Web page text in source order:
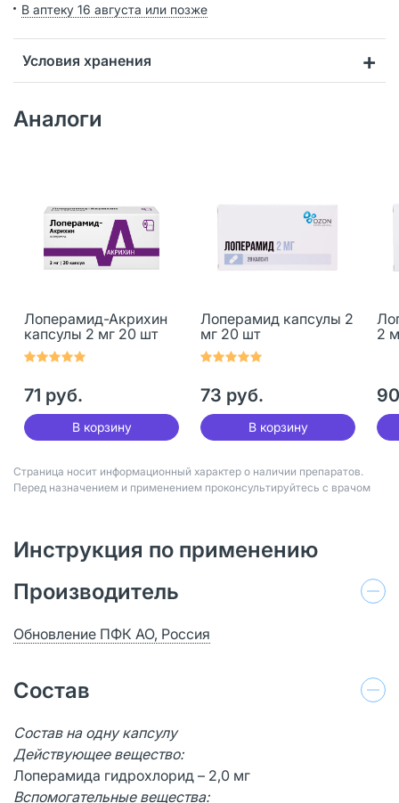
В аптеку 16 августа или позже
Условия хранения
Аналоги
Лоперамид-Акрихин
капсулы 2 мг 20 шт
71 руб.
В корзину
Лоперамид капсулы 2
мг 20 шт
73 руб.
В корзину
2
Страница носит информационный характер о наличии препаратов.
Перед назначением и применением проконсультируйтесь с врачом
Инструкция по применению
Производитель
Обновление ПФК АО, Россия
Состав
Состав на одну капсулу
Действующее вещество:
Лоперамида гидрохлорид – 2,0 мг
Вспомогательные вещества: